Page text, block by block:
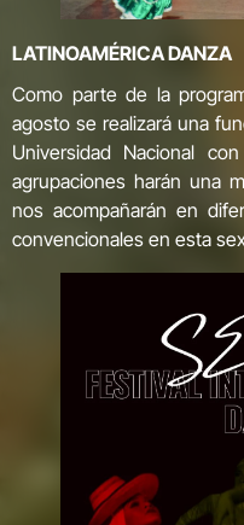
LATINOAMÉRICA DANZA
Como parte de la
agosto se realizará una
Universidad Nacional
agrupaciones harán una
nos acompañarán en
convencionales en esta